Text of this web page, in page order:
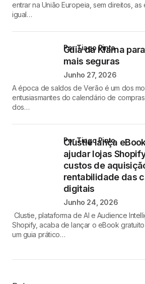
entrar na União Europeia, sem direitos,
igual…
Guia da Klarna
mais seguras
por Tiago Pinto
Junho 27, 2026
A época de saldos de Verão é um dos
entusiasmantes do calendário de
dos…
Clustie lança
ajudar lojas
custos de
rentabilidade das
digitais
por Tiago Pinto
Junho 24, 2026
Clustie, plataforma de AI e Audience
Shopify, acaba de lançar o eBook gratuito
um guia prático…